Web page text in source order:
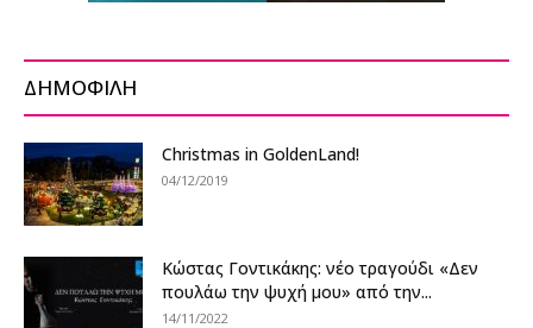
ΔΗΜΟΦΙΛΗ
Christmas in GoldenLand!
04/12/2019
Κώστας Γοντικάκης: νέο τραγούδι «Δεν
πουλάω την ψυχή μου» από την...
14/11/2022